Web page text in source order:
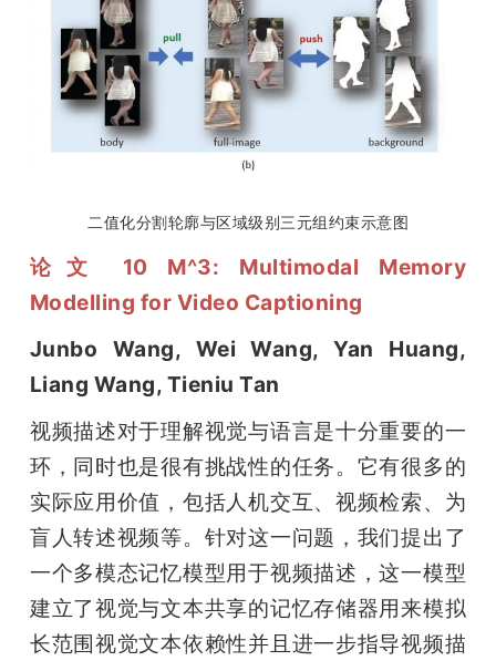
二值化分割轮廓与区域级别三元组约束示意图
论文 10 M^3: Multimodal Memory
Modelling for Video Captioning
Junbo Wang, Wei Wang, Yan Huang,
Liang Wang, Tieniu Tan
视频描述对于理解视觉与语言是十分重要的一
环，同时也是很有挑战性的任务。它有很多的
实际应用价值，包括人机交互、视频检索、为
盲人转述视频等。针对这一问题，我们提出了
一个多模态记忆模型用于视频描述，这一模型
建立了视觉与文本共享的记忆存储器用来模拟
长范围视觉文本依赖性并且进一步指导视频描